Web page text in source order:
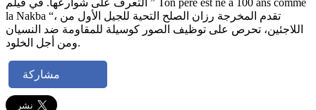
la Nakba “، تقدم المخرجة رزان الصلح التحية للجيل الأول من
اللاجئين، تحرص على توظيف الصور كوسيلة للمقاومة ضد النسيان
ومن أجل الخلود.
مشاركة